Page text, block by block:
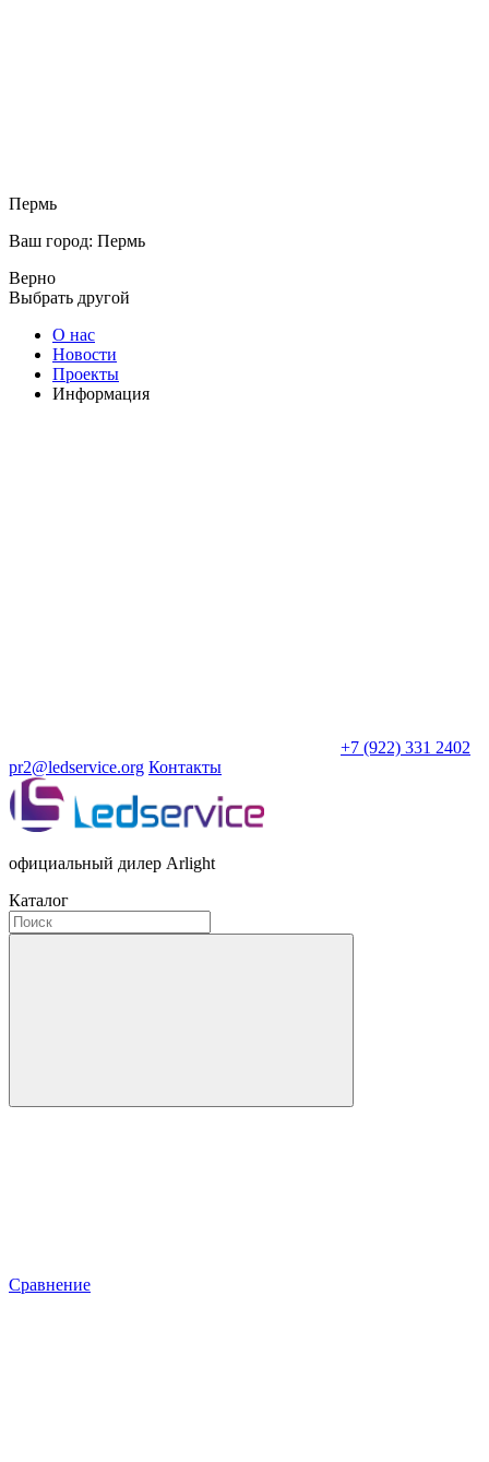
Пермь
Ваш город: Пермь
Верно
Выбрать другой
О нас
Новости
Проекты
Информация
+7 (922) 331 2402
pr2@ledservice.org Контакты
официальный дилер Arlight
Каталог
Сравнение